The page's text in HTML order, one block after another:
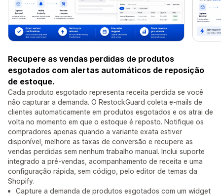
Recupere as vendas perdidas de produtos
esgotados com alertas automáticos de reposição
de estoque.
Cada produto esgotado representa receita perdida se você
não capturar a demanda. O RestockGuard coleta e-mails de
clientes automaticamente em produtos esgotados e os atrai de
volta no momento em que o estoque é reposto. Notifique os
compradores apenas quando a variante exata estiver
disponível, melhore as taxas de conversão e recupere as
vendas perdidas sem nenhum trabalho manual. Inclui suporte
integrado a pré-vendas, acompanhamento de receita e uma
configuração rápida, sem código, pelo editor de temas da
Shopify.
Capture a demanda de produtos esgotados com um widget